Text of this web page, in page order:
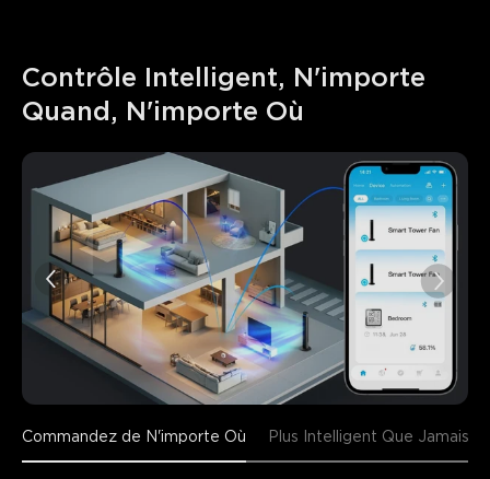
Contrôle Intelligent, N'importe
Quand, N'importe Où
Commandez de N'importe Où Plus Intelligent Que Jamais